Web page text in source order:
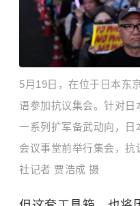
5月19日，在位于日本东
语参加抗议集会。针对日
一系列扩军备武动向，日
会议事堂前举行集会，
社记者 贾浩成 摄